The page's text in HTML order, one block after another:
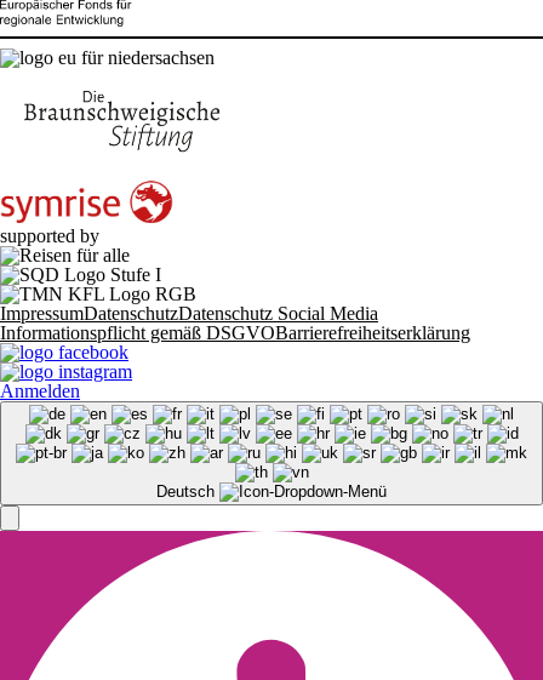
supported by
ImpressumDatenschutzDatenschutz Social Media
Informationspflicht gemäß DSGVOBarrierefreiheitserklärung
Anmelden
Deutsch